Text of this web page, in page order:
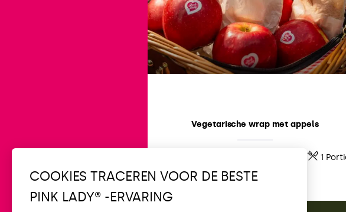
Vegetarische wrap met appels
1
COOKIES TRACEREN VOOR DE BESTE
PINK LADY® -ERVARING